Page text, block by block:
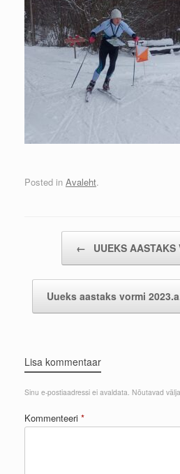
Posted in Avaleht.
← UUEKS
Uueks aastaks vormi
Lisa kommentaar
Sinu e-postiaadressi ei avaldata. Nõutavad
Kommenteeri *